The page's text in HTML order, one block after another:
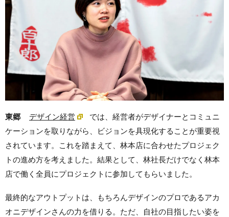
東郷 デザイン経営
では、経営者がデザイナーとコミュニ
ケーションを取りながら、ビジョンを具現化することが重要視
されています。これを踏まえて、林本店に合わせたプロジェク
トの進め方を考えました。結果として、林社長だけでなく林本
店で働く全員にプロジェクトに参加してもらいました。
最終的なアウトプットは、もちろんデザインのプロであるアカ
オニデザインさんの力を借りる。ただ、自社の目指したい姿を